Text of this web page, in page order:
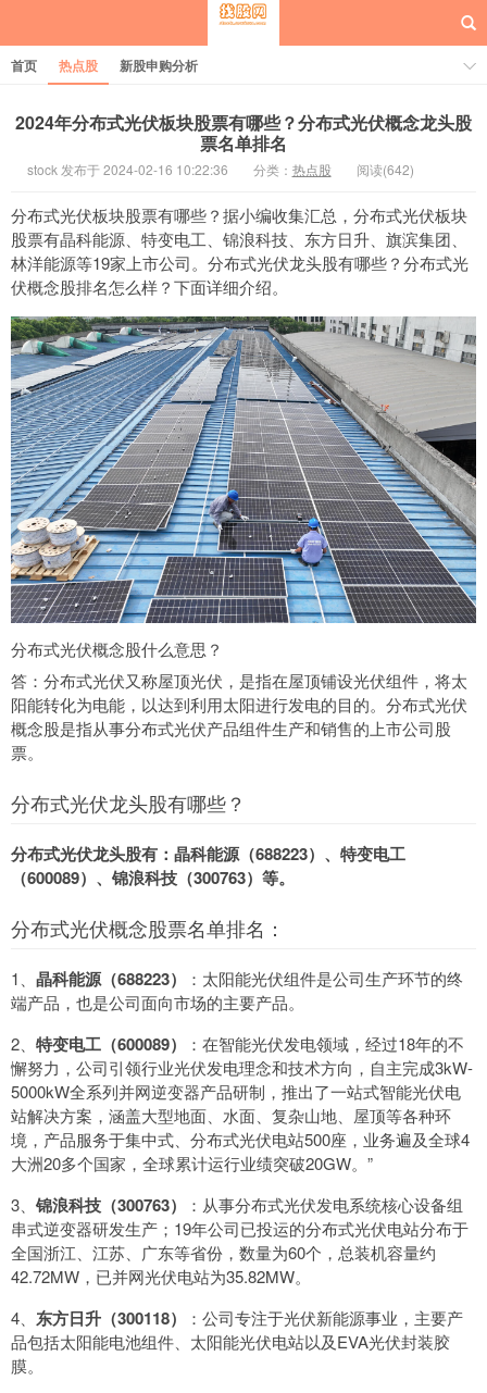
每日概念股
首页 热点股 新股申购分析
2024年分布式光伏板块股票有哪些？分布式光伏概念龙头股
票名单排名
stock 发布于 2024-02-16 10:22:36 分类： 热点股 阅读(642)
分布式光伏板块股票有哪些？据小编收集汇总，分布式光伏板块
股票有晶科能源、特变电工、锦浪科技、东方日升、旗滨集团、
林洋能源等19家上市公司。分布式光伏龙头股有哪些？分布式光
伏概念股排名怎么样？下面详细介绍。
分布式光伏概念股什么意思？
答：分布式光伏又称屋顶光伏，是指在屋顶铺设光伏组件，将太
阳能转化为电能，以达到利用太阳进行发电的目的。分布式光伏
概念股是指从事分布式光伏产品组件生产和销售的上市公司股
票。
分布式光伏龙头股有哪些？
分布式光伏龙头股有：晶科能源（688223）、特变电工
（600089）、锦浪科技（300763）等。
分布式光伏概念股票名单排名：
1、 晶科能源（688223）
：太阳能光伏组件是公司生产环节的终
端产品，也是公司面向市场的主要产品。
2、 特变电工（600089）
：在智能光伏发电领域，经过18年的不
懈努力，公司引领行业光伏发电理念和技术方向，自主完成3kW-
5000kW全系列并网逆变器产品研制，推出了一站式智能光伏电
站解决方案，涵盖大型地面、水面、复杂山地、屋顶等各种环
境，产品服务于集中式、分布式光伏电站500座，业务遍及全球4
大洲20多个国家，全球累计运行业绩突破20GW。”
3、 锦浪科技（300763）
：从事分布式光伏发电系统核心设备组
串式逆变器研发生产；19年公司已投运的分布式光伏电站分布于
全国浙江、江苏、广东等省份，数量为60个，总装机容量约
42.72MW，已并网光伏电站为35.82MW。
4、 东方日升（300118）
：公司专注于光伏新能源事业，主要产
品包括太阳能电池组件、太阳能光伏电站以及EVA光伏封装胶
膜。